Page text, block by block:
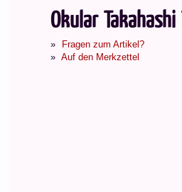
Okular
Fragen zum Artikel?
Auf den Merkzettel